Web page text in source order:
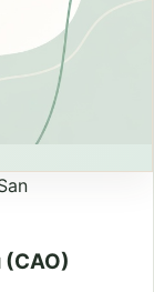
(САО)